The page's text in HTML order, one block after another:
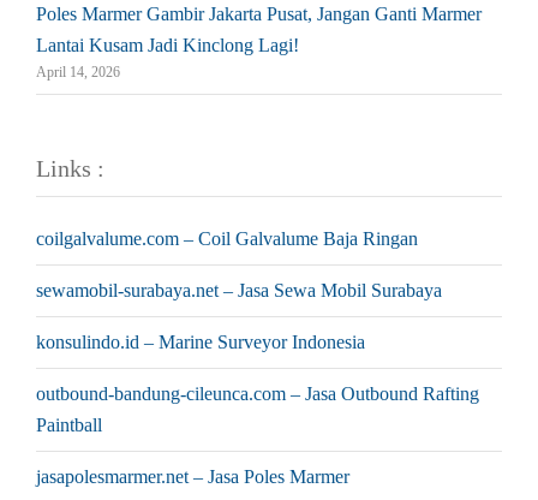
Poles Marmer Gambir Jakarta Pusat, Jangan Ganti Marmer
Lantai Kusam Jadi Kinclong Lagi!
April 14, 2026
Links :
coilgalvalume.com – Coil Galvalume Baja Ringan
sewamobil-surabaya.net – Jasa Sewa Mobil Surabaya
konsulindo.id – Marine Surveyor Indonesia
outbound-bandung-cileunca.com – Jasa Outbound Rafting
Paintball
jasapolesmarmer.net – Jasa Poles Marmer